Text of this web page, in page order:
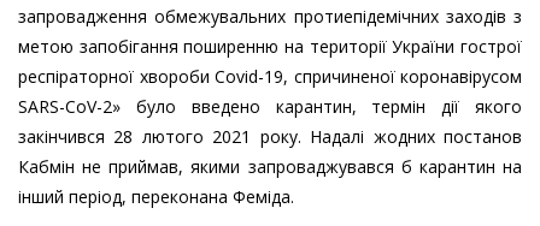
запровадження обмежувальних протиепідемічних заходів з
метою запобігання поширенню на території України гострої
респіраторної хвороби Covid-19, спричиненої коронавірусом
SARS-CoV-2» було введено карантин, термін дії якого
закінчився 28 лютого 2021 року. Надалі жодних постанов
Кабмін не приймав, якими запроваджувався б карантин на
інший період, переконана Феміда.